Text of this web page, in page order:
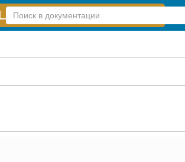
Справка
по